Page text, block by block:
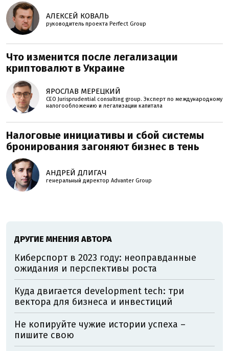
АЛЕКСЕЙ КОВАЛЬ
руководитель проекта Perfеct Group
Что изменится после легализации
криптовалют в Украине
ЯРОСЛАВ МЕРЕЦКИЙ
CEO Jurisprudential consulting group. Эксперт по международному
налогообложению и легализации капитала
Налоговые инициативы и сбой системы
бронирования загоняют бизнес в тень
АНДРЕЙ ДЛИГАЧ
генеральный директор Advanter Group
ДРУГИЕ МНЕНИЯ АВТОРА
Киберспорт в 2023 году: неоправданные
ожидания и перспективы роста
Куда двигается development tech: три
вектора для бизнеса и инвестиций
Не копируйте чужие истории успеха –
пишите свою